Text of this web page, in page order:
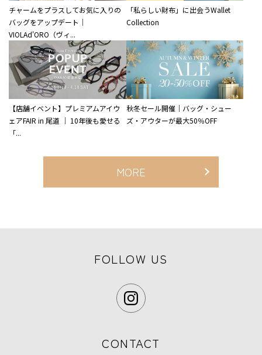
チャームをプラスしてお気に入りの
バッグをアップデート｜
VIOLAd'ORO（ヴィ...
「私らしい財布」に出会うWallet
Collection
【店舗イベント】プレミアムアイウ
ェアFAIR in 尾道 ｜ 10年後も愛せる
「...
秋冬セール開催｜バッグ・シュー
ズ・アウターが最大50％OFF
MORE
FOLLOW US
CONTACT